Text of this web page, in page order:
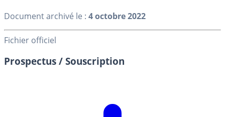
Document archivé le : 4 octobre 2022
Fichier officiel
Prospectus / Souscription